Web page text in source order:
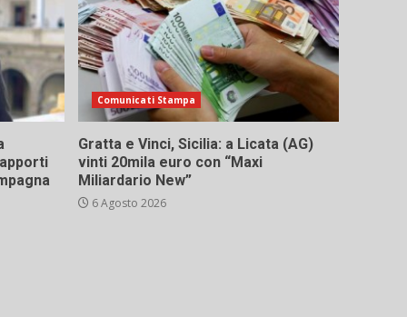
Comunicati Stampa
Gratta e Vinci, Sicilia: a Licata (AG)
vinti 20mila euro con “Maxi
Miliardario New”
6 Agosto 2026